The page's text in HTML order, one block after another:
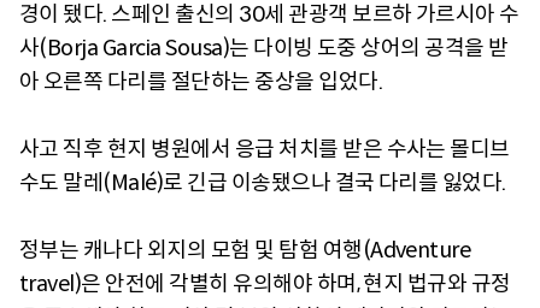
경이 됐다. 스페인 출신의 30세 관광객 보르하 가르시아 수
사(Borja Garcia Sousa)는 다이빙 도중 상어의 공격을 받
아 오른쪽 다리를 절단하는 중상을 입었다.
사고 직후 현지 병원에서 응급 처치를 받은 수사는 몰디브
수도 말레(Malé)로 긴급 이송됐으나 결국 다리를 잃었다.
정부는 캐나다 외지의 모험 및 탐험 여행(Adventure
travel)은 안전에 각별히 유의해야 하며, 현지 법규와 규정